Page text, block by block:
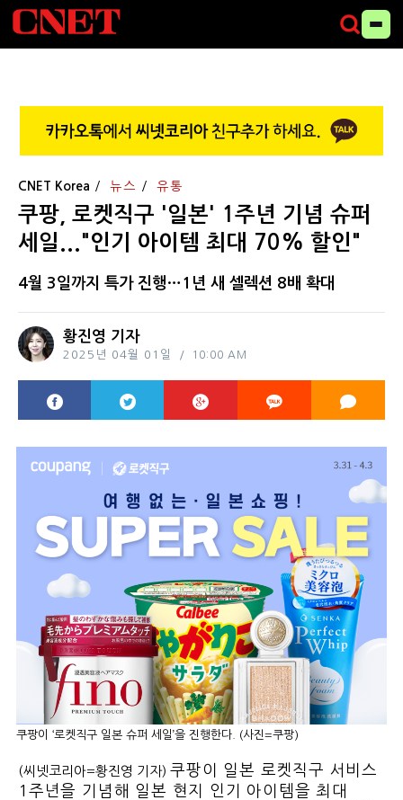
CNET Korea 뉴스 유통
쿠팡, 로켓직구 '일본' 1주년 기념 슈퍼
세일..."인기 아이템 최대 70% 할인"
4월 3일까지 특가 진행…1년 새 셀렉션 8배 확대
황진영 기자
2025년 04월 01일 10:00 AM
쿠팡이 ‘로켓직구 일본 슈퍼 세일’을 진행한다. (사진=쿠팡)
(씨넷코리아=황진영 기자) 쿠팡이 일본 로켓직구 서비스
1주년을 기념해 일본 현지 인기 아이템을 최대